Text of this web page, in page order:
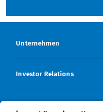
Unternehmen
Unternehmen Übersicht
Investor Relations